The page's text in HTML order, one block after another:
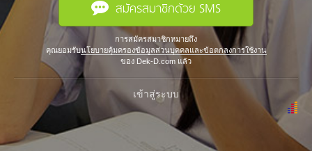
สมัครสมาชิกด้วย SMS
การสมัครสมาชิกหมายถึง
คุณยอมรับนโยบายคุ้มครองข้อมูลส่วนบุคคลและข้อตกลงการใช้งาน
ของ Dek-D.com แล้ว
เข้าสู่ระบบ